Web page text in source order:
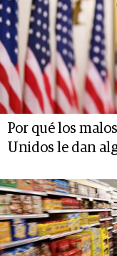
Por qué los
Unidos le dan